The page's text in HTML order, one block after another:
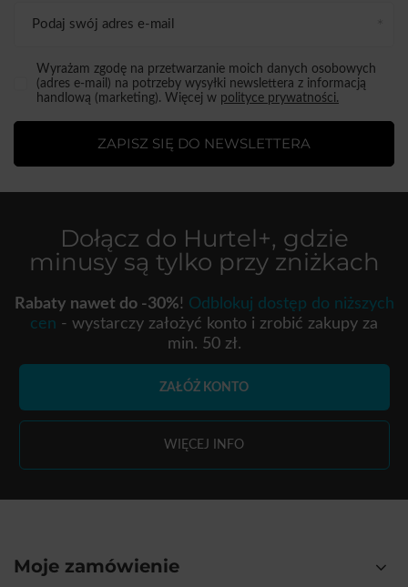
Podaj swój adres e-mail
Wyrażam zgodę na przetwarzanie moich danych osobowych
(adres e-mail) na potrzeby wysyłki newslettera z informacją
handlową (marketing). Więcej w polityce prywatności.
ZAPISZ SIĘ DO NEWSLETTERA
Dołącz do Hurtel+, gdzie
minusy są tylko przy zniżkach
Rabaty nawet do -30%! Odblokuj dostęp do niższych
cen - wystarczy założyć konto i zrobić zakupy za
min. 50 zł.
ZAŁÓŻ KONTO
WIĘCEJ INFO
Moje zamówienie